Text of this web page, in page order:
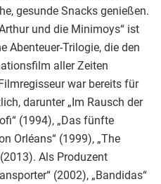
gesunde Snacks genießen.
und die Minimoys“ ist
Abenteuer-Trilogie, die den
aller Zeiten
war bereits für
darunter „Im Rausch der
(1994), „Das fünfte
Orléans“ (1999), „The
Als Produzent
(2002), „Bandidas“